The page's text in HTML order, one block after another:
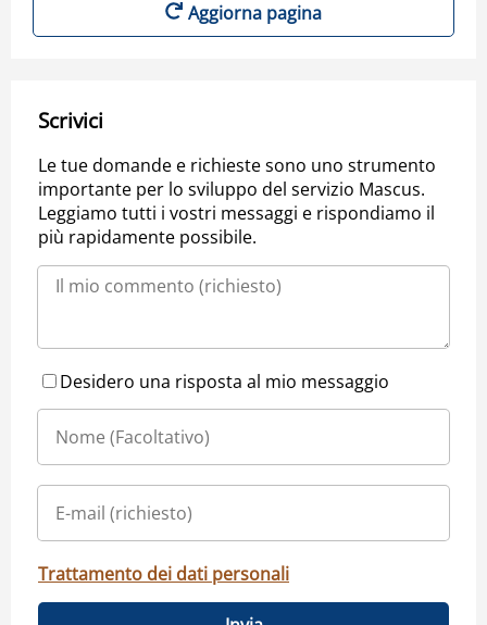
Aggiorna pagina
Scrivici
Le tue domande e richieste sono uno strumento
importante per lo sviluppo del servizio Mascus.
Leggiamo tutti i vostri messaggi e rispondiamo il
più rapidamente possibile.
Desidero una risposta al mio messaggio
Trattamento dei dati personali